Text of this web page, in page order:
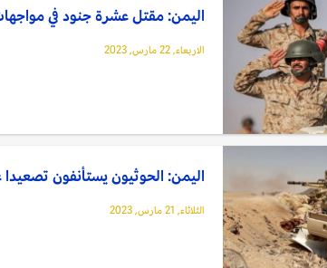
اليمن: مقتل عشرة جنود في
الاربعاء, 22 مارس, 2023
اليمن: الحوثيون يستأنفون
الثلاثاء, 21 مارس, 2023